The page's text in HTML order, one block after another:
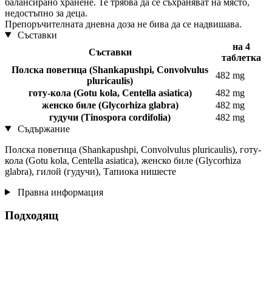
недостъпно за деца.
Препоръчителната дневна доза не бива да се надвишава.
Съставки
Съставки
на 4
таблетка
Полска поветица (Shankapushpi, Convolvulus
pluricaulis)
482 mg
готу-кола (Gotu kola, Centella asiatica)
482 mg
женско биле (Glycorhiza glabra)
482 mg
гудучи (Tinospora cordifolia)
482 mg
Съдържание
Полска поветица (Shankapushpi, Convolvulus pluricaulis), готу-
кола (Gotu kola, Centella asiatica), женско биле (Glycorhiza
glabra), гилой (гудучи), Тапиока нишесте
Правна информация
Подходящ